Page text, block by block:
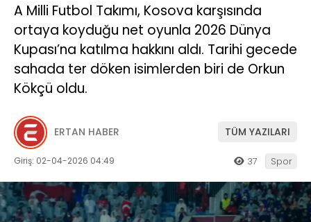
A Milli Futbol Takımı, Kosova karşısında
ortaya koyduğu net oyunla 2026 Dünya
Kupası’na katılma hakkını aldı. Tarihi gecede
sahada ter döken isimlerden biri de Orkun
Kökçü oldu.
ERTAN HABER TÜM YAZILARI
Giriş: 02-04-2026 04:49 37 Spor